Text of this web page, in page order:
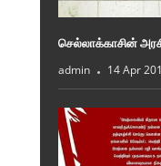
செல்லாக்காசின்
admin 14 Apr